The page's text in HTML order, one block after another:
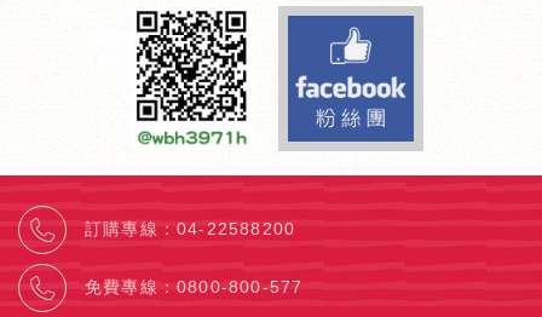
訂購專線 ：04-22588200
免費專線 ：0800-800-577